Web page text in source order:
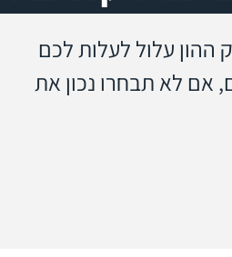
עלול לעלות לכם
אם לא תבחרו נכון את